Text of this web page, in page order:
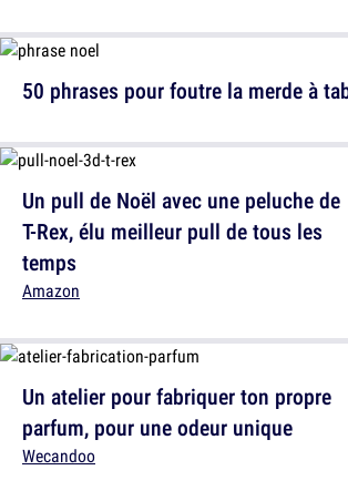
50 phrases pour foutre la merde à
Un atelier pour fabriquer ton propre
parfum, pour une odeur unique
Wecandoo
Un pull de Noël avec une peluche de
T-Rex, élu meilleur pull de tous les
temps
Amazon